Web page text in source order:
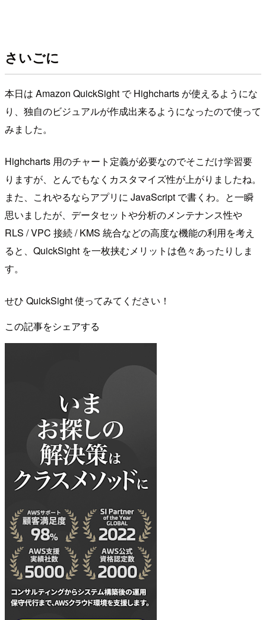
さいごに
本日は Amazon QuickSight で Highcharts が使えるようにな
り、独自のビジュアルが作成出来るようになったので使って
みました。
Highcharts 用のチャート定義が必要なのでそこだけ学習要
りますが、とんでもなくカスタマイズ性が上がりましたね。
また、これやるならアプリに JavaScript で書くわ。と一瞬
思いましたが、データセットや分析のメンテナンス性や
RLS / VPC 接続 / KMS 統合などの高度な機能の利用を考え
ると、QuickSight を一枚挟むメリットは色々あったりしま
す。
せひ QuickSight 使ってみてください！
この記事をシェアする